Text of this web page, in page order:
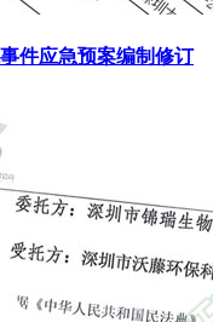
件应急预案编制修订